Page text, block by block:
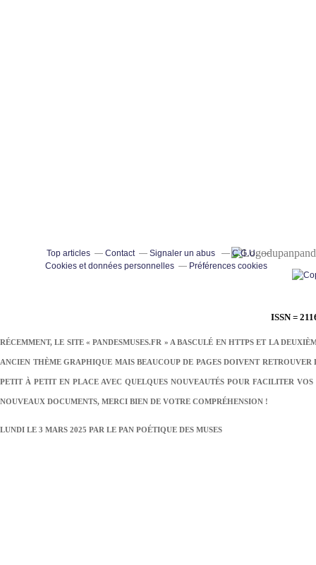
ISSN =
RÉCEMMENT, LE SITE « PANDESMUSES.FR » A BASCULÉ EN HTTPS ET LA
ANCIEN THÈME GRAPHIQUE MAIS BEAUCOUP DE PAGES DOIVENT
PETIT À PETIT EN PLACE AVEC QUELQUES NOUVEAUTÉS POUR FACILITER
NOUVEAUX DOCUMENTS, MERCI BIEN DE VOTRE COMPRÉHENSION !
LUNDI LE 3 MARS 2025 PAR LE PAN POÉTIQUE DES MUSES
Top articles Contact Signaler un abus
C.G.U.
Cookies et données personnelles
Préférences cookies